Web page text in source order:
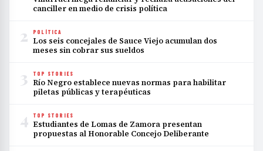
canciller en medio de crisis política
2 POLÍTICA
Los seis concejales de Sauce Viejo acumulan dos
meses sin cobrar sus sueldos
3 TOP STORIES
Río Negro establece nuevas normas para habilitar
piletas públicas y terapéuticas
4 TOP STORIES
Estudiantes de Lomas de Zamora presentan
propuestas al Honorable Concejo Deliberante